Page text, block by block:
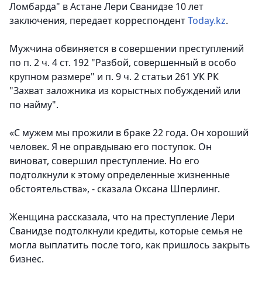
Ломбарда" в Астане Лери Сванидзе 10 лет
заключения, передает корреспондентToday.kz.
Мужчина обвиняется в совершении преступлений
по п. 2 ч. 4 ст. 192 "Разбой, совершенный в особо
крупном размере" и п. 9 ч. 2 статьи 261 УК РК
"Захват заложника из корыстных побуждений или
по найму".
«С мужем мы прожили в браке 22 года. Он хороший
человек. Я не оправдываю его поступок. Он
виноват, совершил преступление. Но его
подтолкнули к этому определенные жизненные
обстоятельства», - сказала Оксана Шперлинг.
Женщина рассказала, что на преступление Лери
Сванидзе подтолкнули кредиты, которые семья не
могла выплатить после того, как пришлось закрыть
бизнес.